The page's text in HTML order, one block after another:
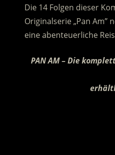
Die 14 Folgen dieser
Originalserie „Pan Am”
eine abenteuerliche
PAN AM – Die